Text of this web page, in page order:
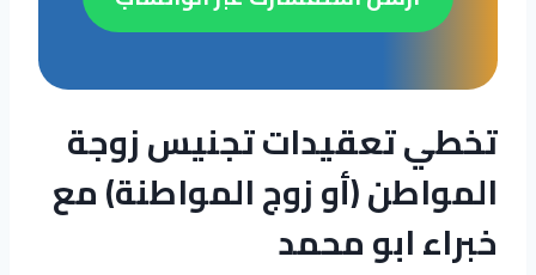
تخطي تعقيدات تجنيس زوجة
المواطن (أو زوج المواطنة) مع
خبراء ابو محمد